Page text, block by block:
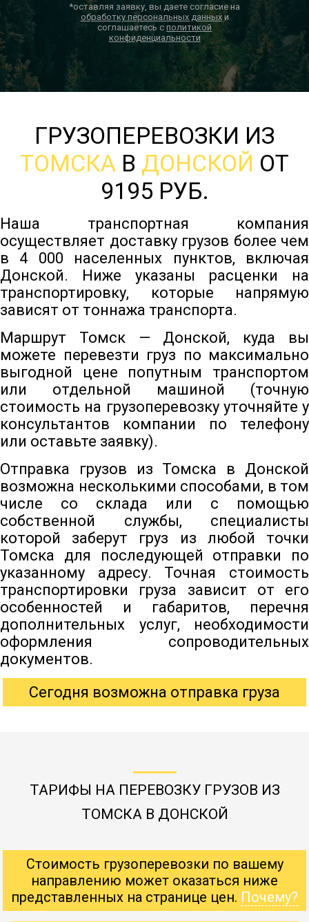
*оставляя заявку, вы даете согласие на
обработку персональных данныхи
соглашаетесь с политикой
конфиденциальности
ГРУЗОПЕРЕВОЗКИ ИЗ
ТОМСКА В ДОНСКОЙ ОТ
9195 РУБ.
Наша транспортная компания
осуществляет доставку грузов более чем
в 4 000 населенных пунктов, включая
Донской. Ниже указаны расценки на
транспортировку, которые напрямую
зависят от тоннажа транспорта.
Маршрут Томск — Донской, куда вы
можете перевезти груз по максимально
выгодной цене попутным транспортом
или отдельной машиной (точную
стоимость на грузоперевозку уточняйте у
консультантов компании по телефону
или оставьте заявку).
Отправка грузов из Томска в Донской
возможна несколькими способами, в том
числе со склада или с помощью
собственной службы, специалисты
которой заберут груз из любой точки
Томска для последующей отправки по
указанному адресу. Точная стоимость
транспортировки груза зависит от его
особенностей и габаритов, перечня
дополнительных услуг, необходимости
оформления сопроводительных
документов.
Сегодня возможна отправка груза
ТАРИФЫ НА ПЕРЕВОЗКУ ГРУЗОВ ИЗ
ТОМСКА В ДОНСКОЙ
Стоимость грузоперевозки по вашему
направлению может оказаться ниже
представленных на странице цен. Почему?